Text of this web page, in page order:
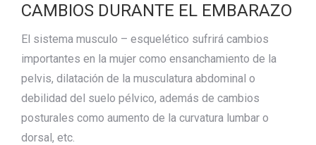
CAMBIOS DURANTE EL EMBARAZO
El sistema musculo – esquelético sufrirá cambios
importantes en la mujer como ensanchamiento de la
pelvis, dilatación de la musculatura abdominal o
debilidad del suelo pélvico, además de cambios
posturales como aumento de la curvatura lumbar o
dorsal, etc.